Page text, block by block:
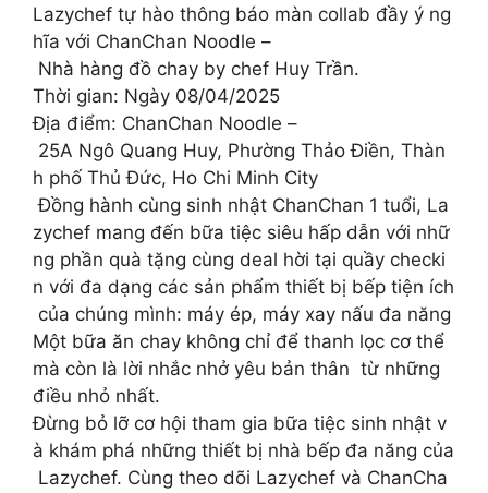
Lazychef tự hào thông báo màn collab đầy ý ng
hĩa với ChanChan Noodle –
Nhà hàng đồ chay by chef Huy Trần.
Thời gian: Ngày 08/04/2025
Địa điểm: ChanChan Noodle –
25A Ngô Quang Huy, Phường Thảo Điền, Thàn
h phố Thủ Đức, Ho Chi Minh City
Đồng hành cùng sinh nhật ChanChan 1 tuổi, La
zychef mang đến bữa tiệc siêu hấp dẫn với nhữ
ng phần quà tặng cùng deal hời tại quầy checki
n với đa dạng các sản phẩm thiết bị bếp tiện ích
của chúng mình: máy ép, máy xay nấu đa năng
Một bữa ăn chay không chỉ để thanh lọc cơ thể
mà còn là lời nhắc nhở yêu bản thân từ những
điều nhỏ nhất.
Đừng bỏ lỡ cơ hội tham gia bữa tiệc sinh nhật v
à khám phá những thiết bị nhà bếp đa năng của
Lazychef. Cùng theo dõi Lazychef và ChanCha